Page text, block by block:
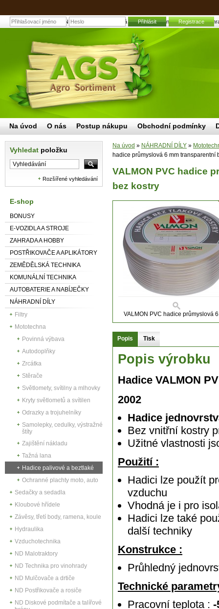
VALMON PVC hadice průmyslová 6 mm transparentní bez kostry |
Přihlásit Registrace
Vyhledat položku
Rozšířené vyhledávání
E-shop
BONUSY
E-VOZIDLA A STROJE
ZAHRADA A HOBBY
POSTŘIKOVAČE A APLIKÁTORY
ZEMĚDĚLSKÁ TECHNIKA
KOMUNÁLNÍ TECHNIKA
AUTOBATERIE A NABÍJEČKY
NÁHRADNÍ DÍLY
Filtry
Mototechna
Povinná výbava
Autodoplňky
Zrcátka
Stěrače
Světlomety, svítilny a mlhovky
Kryty světlometů a svítilen
Odrazky a trojuhelníky
Samolepky, cedulky, výstražné
štíty
Zajištění nákladu
Tažná lana
Hadice palivové a beztlaké
Ochranné plachty moto, auto
Sedačky a sedadla
Kloubové hřídele
Závěsy, třetí body, ramena, koule
Hydraulika
Vzduchotechnika
ND Malotraktory
ND Technika pro vinohrady
ND Mulčovače a drtiče
ND Postřikovače a rosiče
ND Diskové podmítače a talířové
Na úvod » NÁHRADNÍ DÍLY »
hadice průmyslová 6 mm transparentní
VALMON PVC hadice
bez kostry
VALMON PVC hadice průmyslová
Popis Tisk
Popis výrobku
Hadice VALMON
2002
Hadice
Bez vnitřní kostry
Užitné vlastnosti
Použití :
Hadici lze použít
vzduchu
Vhodná je i pro
Hadici lze také
další techniky
Konstrukce :
Průhledný
Technické
Pracovní teplota :-
Na úvod O nás Postup nákupu Obchodní podmínky